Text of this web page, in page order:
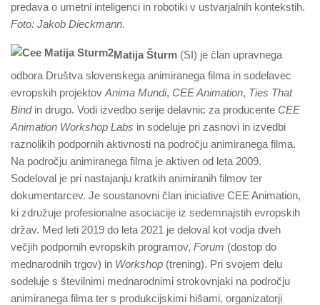
predava o umetni inteligenci in robotiki v ustvarjalnih kontekstih.
Foto: Jakob Dieckmann.
Matija Šturm (SI) je član upravnega
odbora Društva slovenskega animiranega filma in sodelavec
evropskih projektov Anima Mundi, CEE Animation, Ties That
Bindin drugo. Vodi izvedbo serije delavnic za producente CEE
Animation Workshop Labs in sodeluje pri zasnovi in izvedbi
raznolikih podpornih aktivnosti na področju animiranega filma.
Na področju animiranega filma je aktiven od leta 2009.
Sodeloval je pri nastajanju kratkih animiranih filmov ter
dokumentarcev. Je soustanovni član iniciative CEE Animation,
ki združuje profesionalne asociacije iz sedemnajstih evropskih
držav. Med leti 2019 do leta 2021 je deloval kot vodja dveh
večjih podpornih evropskih programov, Forum (dostop do
mednarodnih trgov) in Workshop (trening). Pri svojem delu
sodeluje s številnimi mednarodnimi strokovnjaki na področju
animiranega filma ter s produkcijskimi hišami, organizatorji